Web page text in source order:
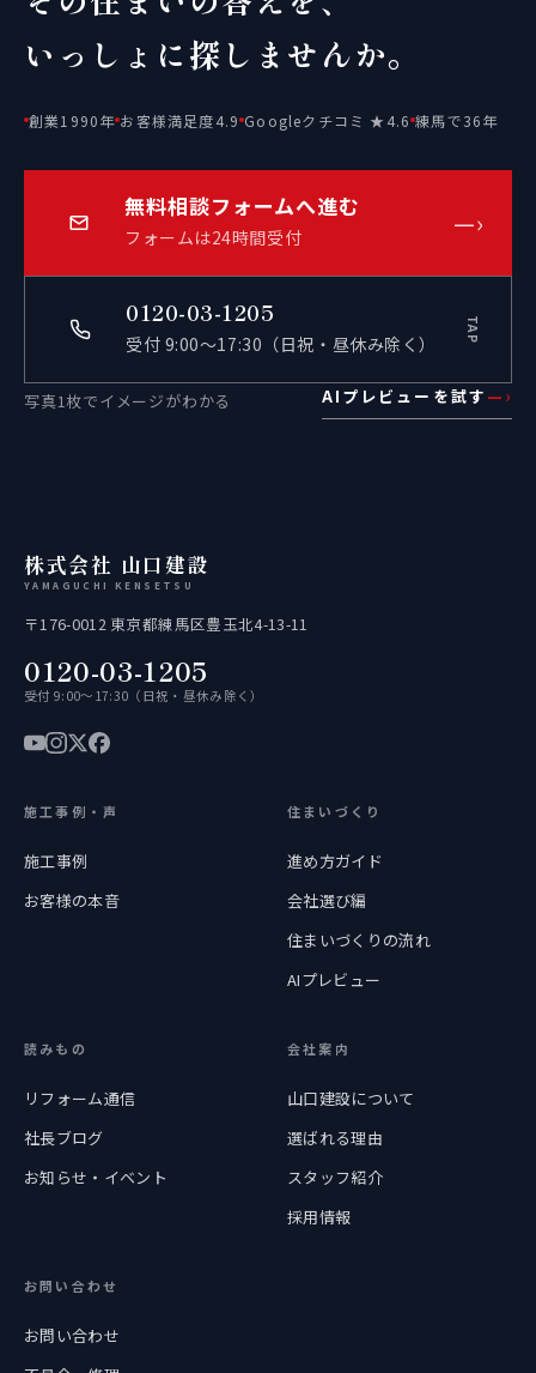
いっしょに探しませんか。
創業1990年 お客様満足度4.9 Googleクチコミ ★4.6 練馬で36年
無料相談フォームへ進む
フォームは24時間受付 —›
0120-03-1205
受付 9:00〜17:30（日祝・昼休み除く） TAP
写真1枚でイメージがわかる AIプレビューを試す —›
株式会社 山口建設
YAMAGUCHI KENSETSU
〒176-0012 東京都練馬区豊玉北4-13-11
0120-03-1205
受付 9:00〜17:30（日祝・昼休み除く）
施工事例・声
施工事例
お客様の本音
住まいづくり
進め方ガイド
会社選び編
住まいづくりの流れ
AIプレビュー
読みもの
リフォーム通信
社長ブログ
お知らせ・イベント
会社案内
山口建設について
選ばれる理由
スタッフ紹介
採用情報
お問い合わせ
お問い合わせ